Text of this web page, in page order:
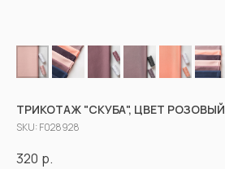
ТРИКОТАЖ "СКУБА", ЦВЕТ РОЗОВЫЙ
SKU: F028928
320 р.